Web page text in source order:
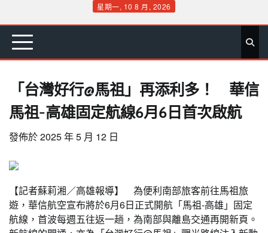
content
星期一, 10 8 月, 2026
首 要 娛 生 社 文 公 運 旅 政 地 專
「台灣好行@馬祖」再添利多！ 華信
馬祖-高雄固定航線6月6日首次啟航
發佈於2025 年 5 月 12 日
【記者蘇莉湘／高雄報導】 為便利南部旅客前往馬祖旅
遊，華信航空宣布將於6月6日正式開航「馬祖-高雄」固定
航線，首波每週五往返一趟，為南部與離島交通再開新頁。